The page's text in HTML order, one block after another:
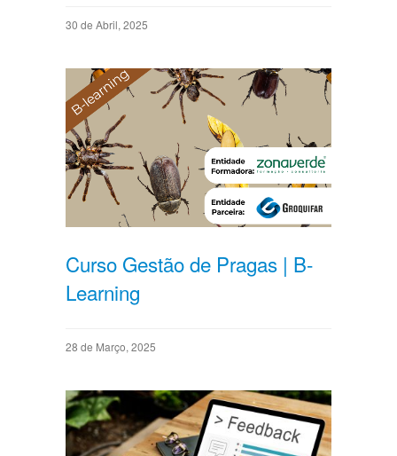
30 de Abril, 2025
Curso Gestão de Pragas | B-
Learning
28 de Março, 2025